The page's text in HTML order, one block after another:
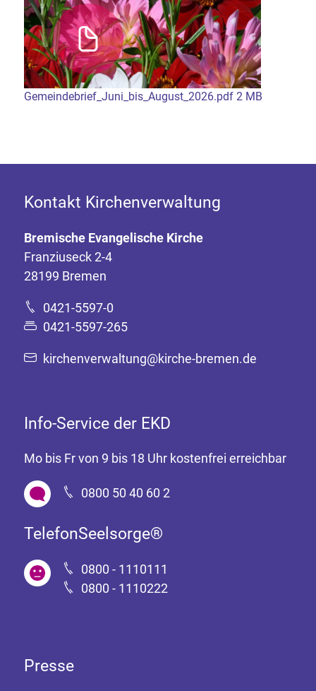
Gemeindebrief_Juni_bis_August_2026.pdf 2 MB
Kontakt Kirchenverwaltung
Bremische Evangelische Kirche
Franziuseck 2-4
28199 Bremen
0421-5597-0
0421-5597-265
kirchenverwaltung@kirche-bremen.de
Info-Service der EKD
Mo bis Fr von 9 bis 18 Uhr kostenfrei erreichbar
0800 50 40 60 2
TelefonSeelsorge®
0800 - 1110111
0800 - 1110222
Presse